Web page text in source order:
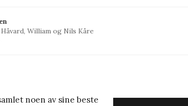
Håvard, William og Nils Kåre
noen av sine beste